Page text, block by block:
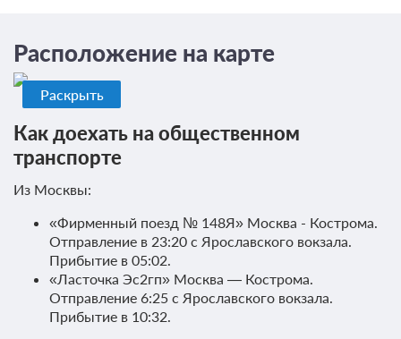
Расположение на карте
Раскрыть
Как доехать на общественном
транспорте
Из Москвы:
«Фирменный поезд № 148Я» Москва - Кострома.
Отправление в 23:20 с Ярославского вокзала.
Прибытие в 05:02.
«Ласточка Эс2гп» Москва — Кострома.
Отправление 6:25 с Ярославского вокзала.
Прибытие в 10:32.